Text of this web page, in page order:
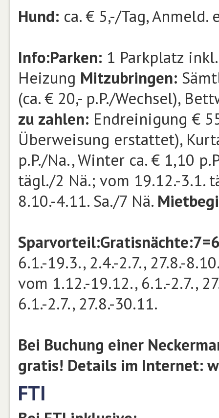
Hund: ca. € 5,-/Tag, Anmeld.
Info:Parken: 1 Parkplatz
Heizung Mitzubringen:
(ca. € 20,- p.P./Wechsel),
zu zahlen: Endreinigung €
Überweisung erstattet),
p.P./Na., Winter ca. € 1,10
tägl./2 Nä.; vom 19.12.-3.1.
8.10.-4.11. Sa./7 Nä.
Sparvorteil:Gratisnächte:
6.1.-19.3., 2.4.-2.7., 27.8.-
vom 1.12.-19.12., 6.1.-2.7.,
6.1.-2.7., 27.8.-30.11.
Bei Buchung einer
gratis! Details im Internet:
FTI